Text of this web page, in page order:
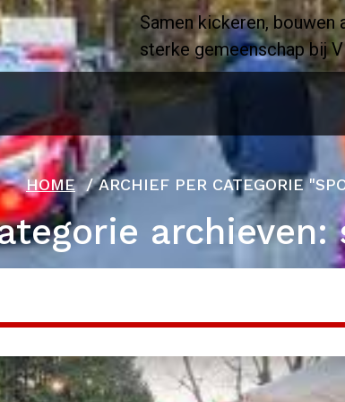
Samen kickeren, bouwen
sterke gemeenschap bij
HOME/ARCHIEF PER CATEGORIE
archieven: